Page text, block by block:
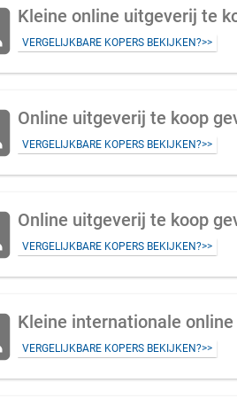
Kleine online uitgeverij te
VERGELIJKBARE KOPERS BEKIJKEN?>>
Online uitgeverij te koop
VERGELIJKBARE KOPERS BEKIJKEN?>>
Online uitgeverij te koop
VERGELIJKBARE KOPERS BEKIJKEN?>>
Kleine internationale
VERGELIJKBARE KOPERS BEKIJKEN?>>